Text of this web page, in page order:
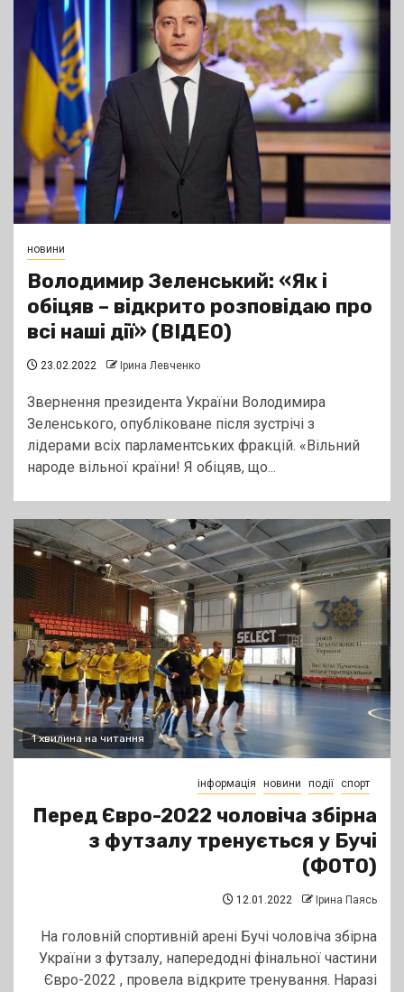
новини
Володимир Зеленський: «Як і
обіцяв – відкрито розповідаю про
всі наші дії» (ВІДЕО)
23.02.2022 Ірина Левченко
Звернення президента України Володимира
Зеленського, опубліковане після зустрічі з
лідерами всіх парламентських фракцій. «Вільний
народе вільної країни! Я обіцяв, що...
1 хвилина на читання
інформація новини події спорт
Перед Євро-2022 чоловіча збірна
з футзалу тренується у Бучі
(ФОТО)
12.01.2022 Ірина Паясь
На головній спортивній арені Бучі чоловіча збірна
України з футзалу, напередодні фінальної частини
Євро-2022 , провела відкрите тренування. Наразі